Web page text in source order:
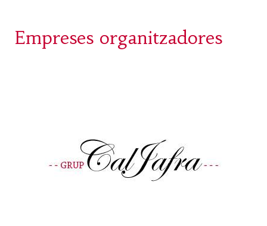
Empreses organitzadores